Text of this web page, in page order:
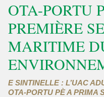
OTA-PORTU
PREMIÈRE
MARITIME
E SINTINELLE : L’UAC
OTA-PORTU PÈ A PRIMA